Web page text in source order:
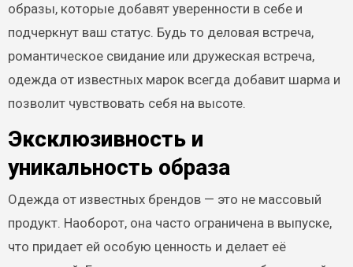
образы, которые добавят уверенности в себе и
подчеркнут ваш статус. Будь то деловая встреча,
романтическое свидание или дружеская встреча,
одежда от известных марок всегда добавит шарма и
позволит чувствовать себя на высоте.
Эксклюзивность и
уникальность образа
Одежда от известных брендов — это не массовый
продукт. Наоборот, она часто ограничена в выпуске,
что придает ей особую ценность и делает её